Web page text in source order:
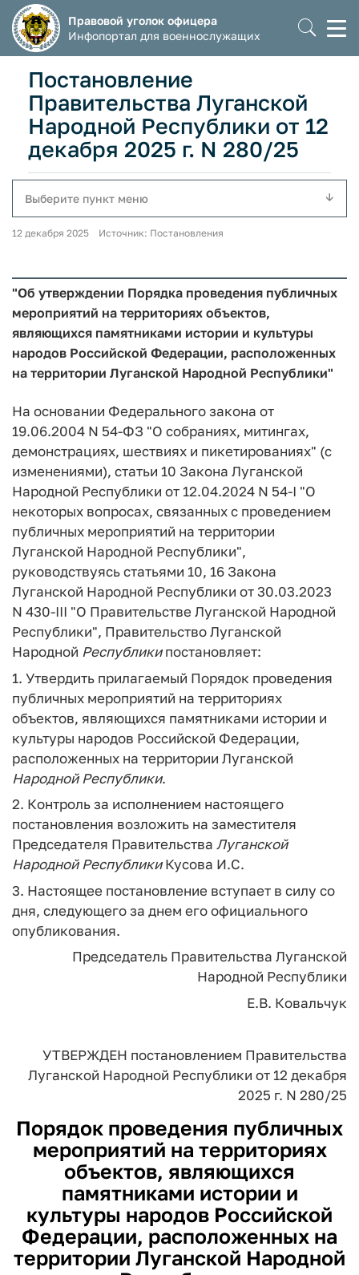
Правовой уголок офицера
Инфопортал для военнослужащих
Постановление
Правительства Луганской
Народной Республики от 12
декабря 2025 г. N 280/25
Выберите пункт меню
12 декабря 2025 Источник: Постановления
"Об утверждении Порядка проведения публичных
мероприятий на территориях объектов,
являющихся памятниками истории и культуры
народов Российской Федерации, расположенных
на территории Луганской Народной Республики"
На основании Федерального закона от
19.06.2004 N 54-ФЗ "О собраниях, митингах,
демонстрациях, шествиях и пикетированиях" (с
изменениями), статьи 10 Закона Луганской
Народной Республики от 12.04.2024 N 54-I "О
некоторых вопросах, связанных с проведением
публичных мероприятий на территории
Луганской Народной Республики",
руководствуясь статьями 10, 16 Закона
Луганской Народной Республики от 30.03.2023
N 430-III "О Правительстве Луганской Народной
Республики", Правительство Луганской
Народной Республикипостановляет:
1. Утвердить прилагаемый Порядок проведения
публичных мероприятий на территориях
объектов, являющихся памятниками истории и
культуры народов Российской Федерации,
расположенных на территории Луганской
Народной Республики.
2. Контроль за исполнением настоящего
постановления возложить на заместителя
Председателя Правительства Луганской
Народной РеспубликиКусова И.С.
3. Настоящее постановление вступает в силу со
дня, следующего за днем его официального
опубликования.
Председатель Правительства Луганской
Народной Республики
Е.В. Ковальчук
УТВЕРЖДЕН постановлением Правительства
Луганской Народной Республики от 12 декабря
2025 г. N 280/25
Порядок проведения публичных
мероприятий на территориях
объектов, являющихся
памятниками истории и
культуры народов Российской
Федерации, расположенных на
территории Луганской Народной